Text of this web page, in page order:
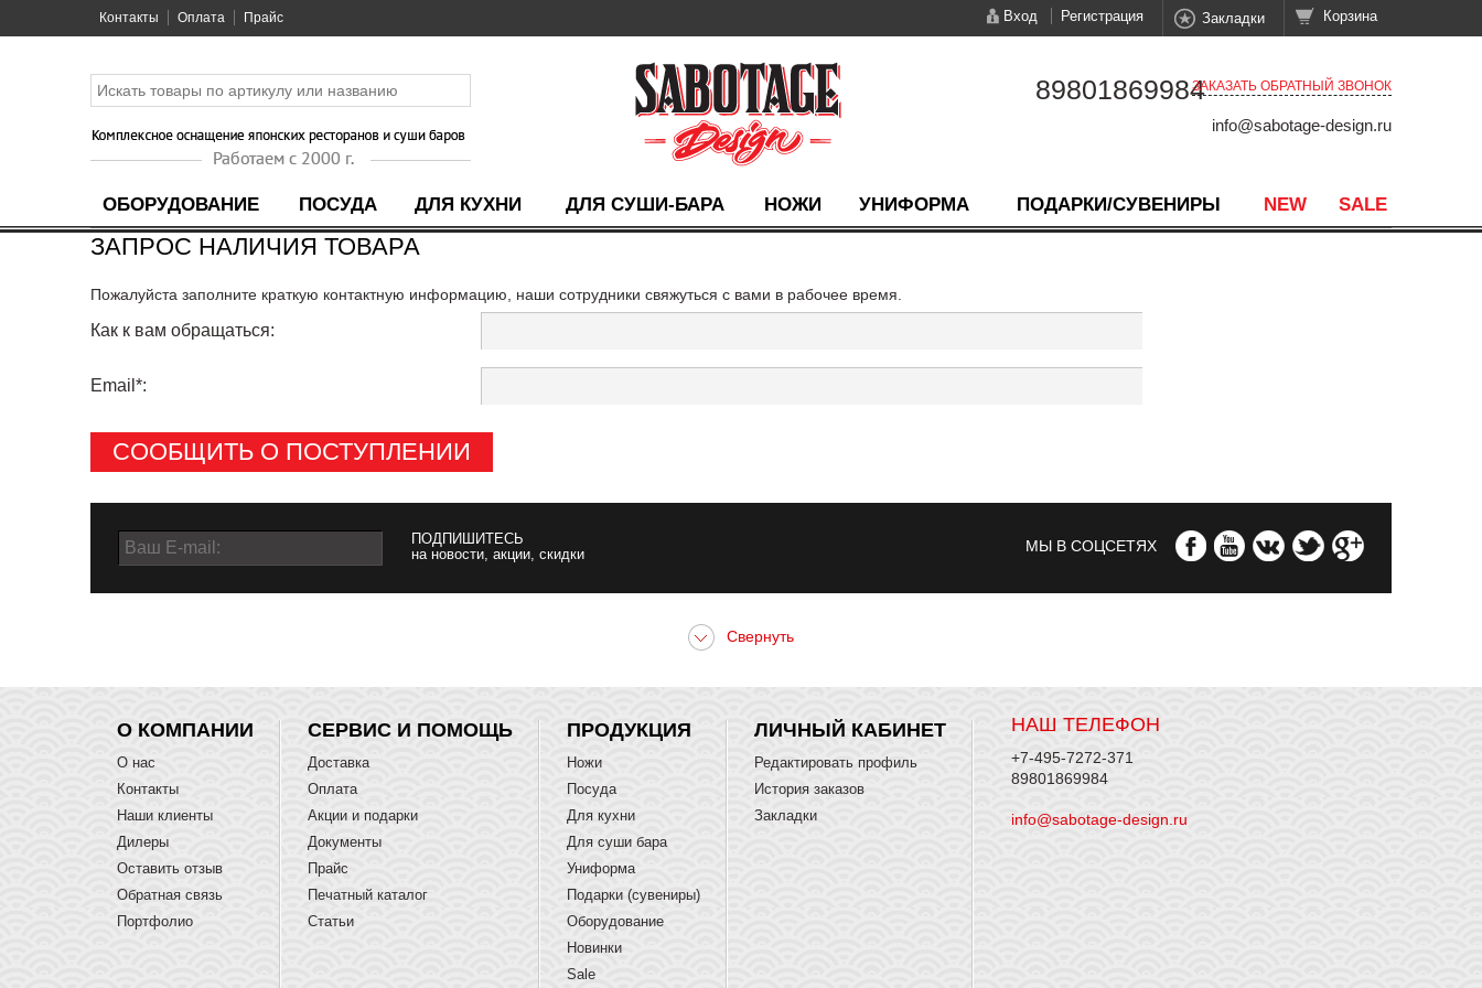
Контакты Оплата Прайс Вход Регистрация Закладки Корзина
ОБОРУДОВАНИЕ ПОСУДА ДЛЯ КУХНИ ДЛЯ СУШИ-БАРА НОЖИ УНИФОРМА ПОДАРКИ/СУВЕНИРЫ NEW SALE
89801869984ЗАКАЗАТЬ ОБРАТНЫЙ ЗВОНОК
info@sabotage-design.ru
ЗАПРОС НАЛИЧИЯ ТОВАРА
Пожалуйста заполните краткую контактную информацию, наши сотрудники свяжуться с вами в рабочее время.
Как к вам обращаться:
Email*:
СООБЩИТЬ О ПОСТУПЛЕНИИ
ПОДПИШИТЕСЬ
на новости, акции, скидки
МЫ В СОЦСЕТЯХ
НАШ ТЕЛЕФОН
+7-495-7272-371
89801869984
info@sabotage-design.ru
О КОМПАНИИ
О нас
Контакты
Наши клиенты
Дилеры
Оставить отзыв
Обратная связь
Портфолио
СЕРВИС И ПОМОЩЬ
Доставка
Оплата
Акции и подарки
Документы
Прайс
Печатный каталог
Статьи
ПРОДУКЦИЯ
Ножи
Посуда
Для кухни
Для суши бара
Униформа
Подарки (сувениры)
Оборудование
Новинки
Sale
ЛИЧНЫЙ КАБИНЕТ
Редактировать профиль
История заказов
Закладки